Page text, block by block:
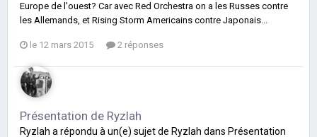
Europe de l'ouest? Car avec Red Orchestra on a les Russes contre
les Allemands, et Rising Storm Americains contre Japonais...
le 12 mars 2015 2 réponses
Présentation de Ryzlah
Ryzlah a répondu à un(e) sujet de Ryzlah dans Présentation